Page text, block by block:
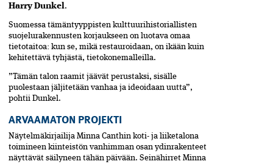
Harry Dunkel.
Suomessa tämäntyyppisten kulttuurihistoriallisten
suojelurakennusten korjaukseen on luotava omaa
tietotaitoa: kun se, mikä restauroidaan, on ikään kuin
kehitettävä tyhjästä, tietokonemalleilla.
”Tämän talon raamit jäävät perustaksi, sisälle
puolestaan jäljitetään vanhaa ja ideoidaan uutta”,
pohtii Dunkel.
ARVAAMATON PROJEKTI
Näytelmäkirjailija Minna Canthin koti- ja liiketalona
toimineen kiinteistön vanhimman osan ydinrakenteet
näyttävät säilyneen tähän päivään. Seinähirret Minna